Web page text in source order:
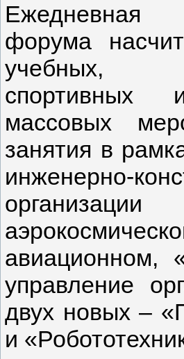
форума
учебных,
спортивных
массовых
занятия в
инженерно-
авиационном,
управление
двух новых –
и